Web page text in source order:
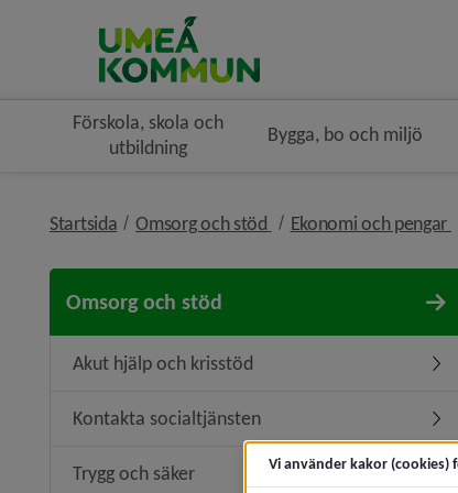
Förskola, skola och
utbildning
Bygga, bo och miljö
Startsida Omsorg och stöd nivå i
Ekonomi och pengar
Omsorg och stöd
Akut hjälp och krisstöd
Kontakta socialtjänsten
Trygg och säker Vi använder kakor